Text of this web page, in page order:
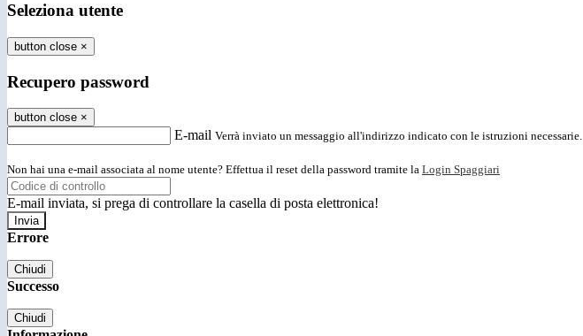
Seleziona utente
button close ×
Recupero password
button close ×
E-mail Verrà inviato un messaggio all'indirizzo indicato con le istruzioni necessarie.
Non hai una e-mail associata al nome utente? Effettua il reset della password tramite la Login Spaggiari
E-mail inviata, si prega di controllare la casella di posta elettronica!
Errore
Chiudi
Successo
Chiudi